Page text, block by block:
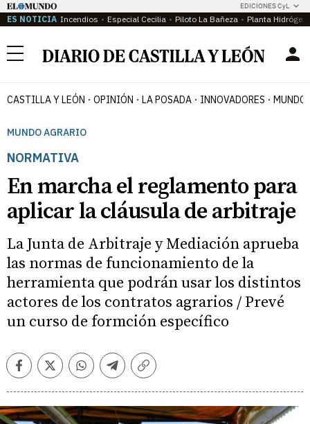
EDICIONES CyL
ES NOTICIA Incendios Especial Cecilia Piloto La Bañeza Planta
Menú
CASTILLA Y LEÓN OPINIÓN LA POSADA INNOVADORES MUNDO
MUNDO AGRARIO
NORMATIVA
En marcha el reglamento para
aplicar la cláusula de arbitraje
La Junta de Arbitraje y Mediación aprueba
las normas de funcionamiento de la
herramienta que podrán usar los distintos
actores de los contratos agrarios / Prevé
un curso de formción específico
FacebookTwitterWhatsappTelegramCopiar